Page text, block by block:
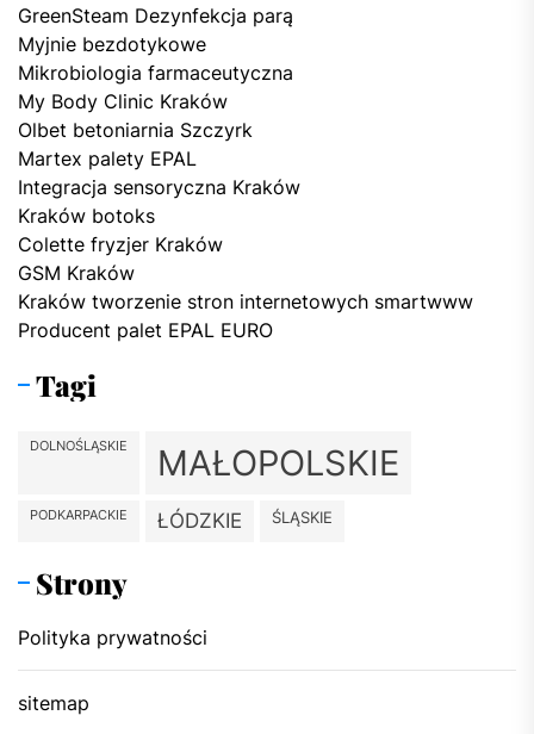
GreenSteam Dezynfekcja parą
Myjnie bezdotykowe
Mikrobiologia farmaceutyczna
My Body Clinic Kraków
Olbet betoniarnia Szczyrk
Martex palety EPAL
Integracja sensoryczna Kraków
Kraków botoks
Colette fryzjer Kraków
GSM Kraków
Kraków tworzenie stron internetowych smartwww
Producent palet EPAL EURO
Tagi
DOLNOŚLĄSKIE MAŁOPOLSKIE
PODKARPACKIE ŁÓDZKIE ŚLĄSKIE
Strony
Polityka prywatności
sitemap